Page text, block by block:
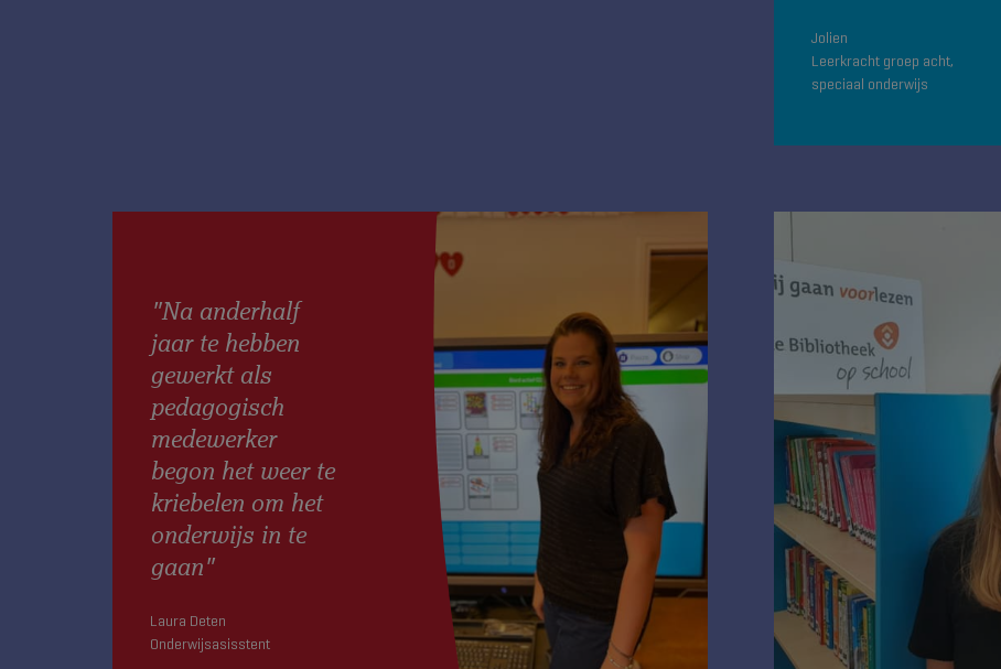
Jolien
Leerkracht groep acht,
speciaal onderwijs
"Na anderhalf
jaar te hebben
gewerkt als
pedagogisch
medewerker
begon het weer te
kriebelen om het
onderwijs in te
gaan"
Laura Deten
Onderwijsasisstent